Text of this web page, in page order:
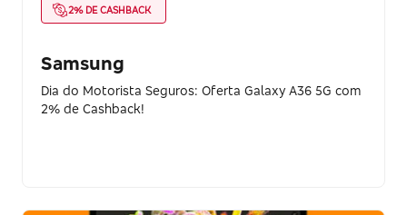
2% DE CASHBACK
Samsung
Dia do Motorista Seguros: Oferta Galaxy A36 5G com
2% de Cashback!